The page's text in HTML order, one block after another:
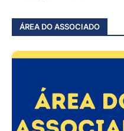
ÁREA DO ASSOCIADO